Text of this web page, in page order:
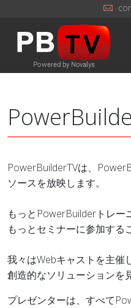
PowerBuilderTVは、
ソースを放映します。
もっとPowerBuilderトレー
もっとセミナーに参加する
我々はWebキャストを主催
創造的なソリューションを
プレゼンターは、すべて